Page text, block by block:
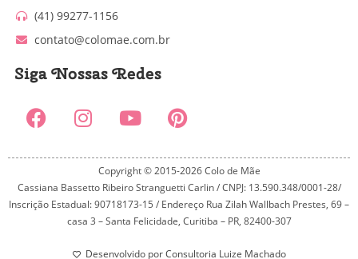
(41) 99277-1156
contato@colomae.com.br
Siga Nossas Redes
Copyright © 2015-2026 Colo de Mãe
Cassiana Bassetto Ribeiro Stranguetti Carlin / CNPJ: 13.590.348/0001-28/
Inscrição Estadual: 90718173-15 / Endereço Rua Zilah Wallbach Prestes, 69 –
casa 3 – Santa Felicidade, Curitiba – PR, 82400-307
Desenvolvido por Consultoria Luize Machado